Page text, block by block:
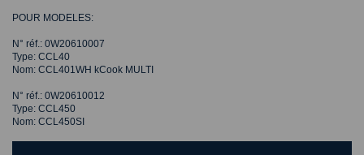
POUR MODELES:
N° réf.: 0W20610007
Type: CCL40
Nom: CCL401WH kCook MULTI
N° réf.: 0W20610012
Type: CCL450
Nom: CCL450SI